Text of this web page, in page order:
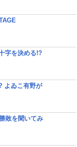
字を決める!?
よゐこ有野が
敗を聞いてみ